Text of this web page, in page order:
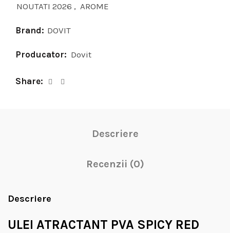
NOUTATI 2026 , AROME
Brand: DOVIT
Producator: Dovit
Share
Descriere
Recenzii (0)
Descriere
ULEI ATRACTANT PVA SPICY RED